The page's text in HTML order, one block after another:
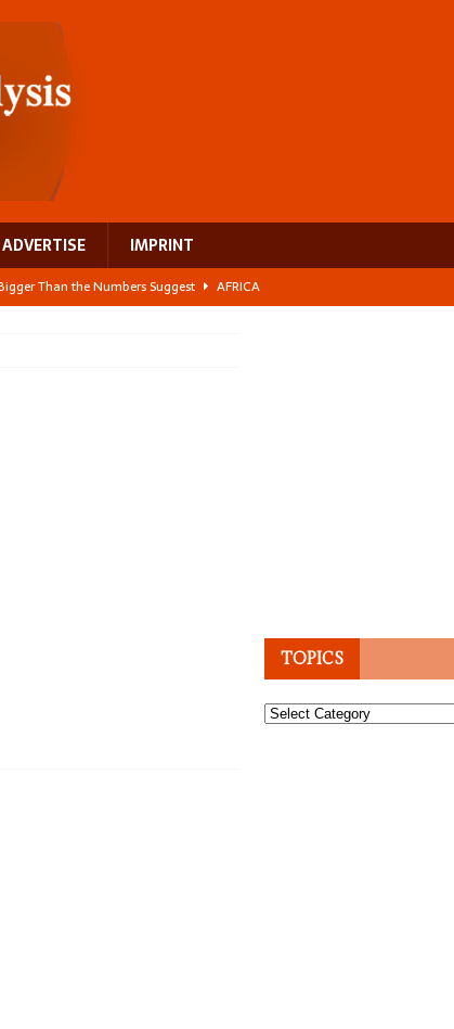
ADVERTISE IMPRINT
Than the Numbers Suggest
AFRICA
TOPICS
Topics